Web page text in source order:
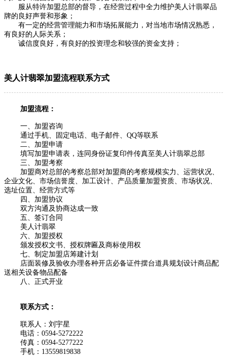
服从特许加盟总部的督导，在经营过程中全力维护美人计翡翠品
牌的良好声誉和形象；
有一定的经营管理能力和市场拓展能力，对当地市场情况熟悉，
有良好的人际关系；
诚信度良好，有良好的投资理念和较强的资金支持；
美人计翡翠加盟流程联系方式
加盟流程：
一、加盟咨询
通过手机、固定电话、电子邮件、QQ等联系
二、加盟申请
填写加盟申请表，连同身份证复印件传真至美人计翡翠总部
三、加盟考察
加盟商对总部的考察总部对加盟商的考察规模实力、运营状况、
企业文化、市场信誉度、加工设计、产品质量加盟资质、市场状况、
选址位置、经营方式等
四、加盟协议
双方沟通及协商达成一致
五、签订合同
美人计翡翠
六、加盟授权
颁发授权文书、授权牌匾及商标使用权
七、制定加盟店筹建计划
店面装修及验收办理各种开店必备证件摆台道具规划设计商品配
送相关设备物品配备
八、正式开业
联系方式：
联系人：刘宇星
电话：0594-5272222
传真：0594-5277222
手机：13559819838